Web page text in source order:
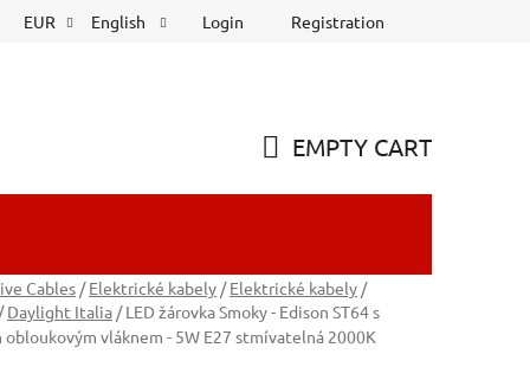
EUR English Login Registration
EMPTY CART
Cables / Elektrické kabely / Elektrické kabely /
Daylight Italia / LED žárovka Smoky - Edison ST64 s
vláknem - 5W E27 stmívatelná 2000K